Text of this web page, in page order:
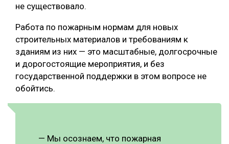
не существовало.
Работа по пожарным нормам для новых
строительных материалов и требованиям к
зданиям из них — это масштабные, долгосрочные
и дорогостоящие мероприятия, и без
государственной поддержки в этом вопросе не
обойтись.
— Мы осознаем, что пожарная